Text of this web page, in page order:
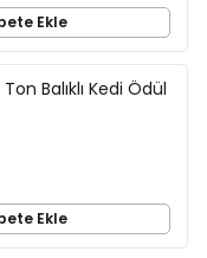
Ekle
Balıklı Kedi Ödül
Ekle